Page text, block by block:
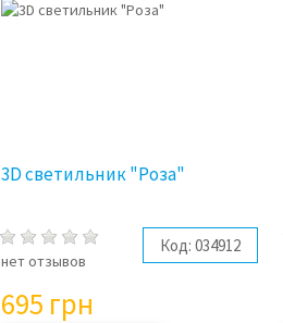
3D светильник "Роза"
нет отзывов
Код: 034912
695 грн